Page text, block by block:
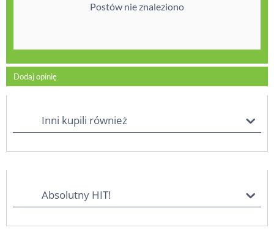
Postów nie znaleziono
Dodaj opinię
Inni kupili również
Absolutny HIT!